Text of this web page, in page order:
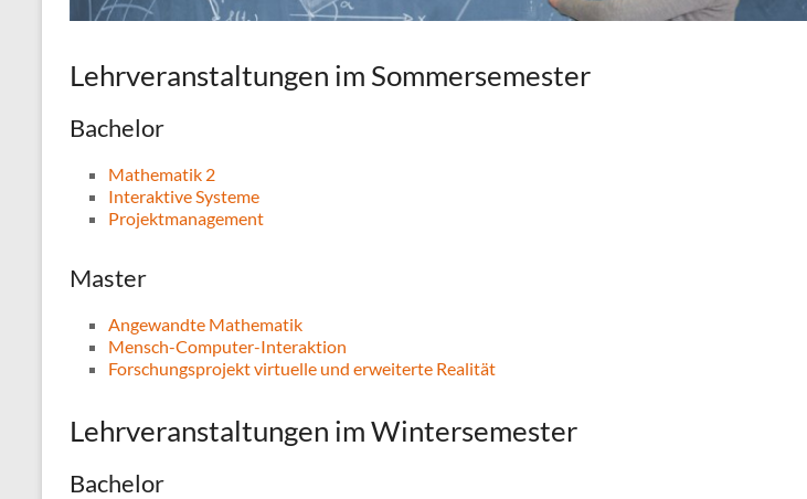
Lehrveranstaltungen im Sommersemester
Bachelor
Mathematik 2
Interaktive Systeme
Projektmanagement
Master
Angewandte Mathematik
Mensch-Computer-Interaktion
Forschungsprojekt virtuelle und erweiterte Realität
Lehrveranstaltungen im Wintersemester
Bachelor